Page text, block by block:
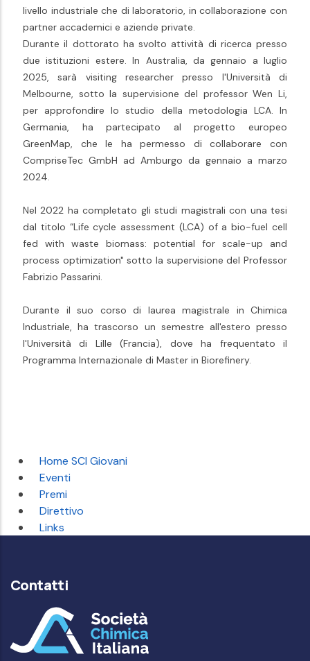
livello industriale che di laboratorio, in collaborazione con
partner accademici e aziende private.
Durante il dottorato ha svolto attività di ricerca presso
due istituzioni estere. In Australia, da gennaio a luglio
2025, sarà visiting researcher presso l'Università di
Melbourne, sotto la supervisione del professor Wen Li,
per approfondire lo studio della metodologia LCA. In
Germania, ha partecipato al progetto europeo
GreenMap, che le ha permesso di collaborare con
CompriseTec GmbH ad Amburgo da gennaio a marzo
2024.
Nel 2022 ha completato gli studi magistrali con una tesi
dal titolo “Life cycle assessment (LCA) of a bio-fuel cell
fed with waste biomass: potential for scale-up and
process optimization" sotto la supervisione del Professor
Fabrizio Passarini.
Durante il suo corso di laurea magistrale in Chimica
Industriale, ha trascorso un semestre all'estero presso
l'Università di Lille (Francia), dove ha frequentato il
Programma Internazionale di Master in Biorefinery.
Home SCI Giovani
Eventi
Premi
Direttivo
Links
Contatti